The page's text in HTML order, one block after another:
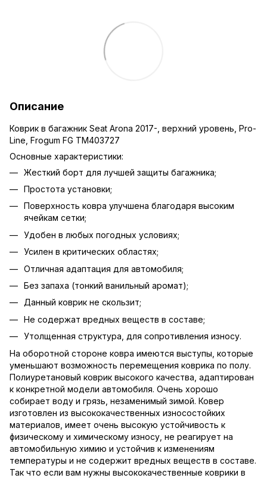
Описание
Коврик в багажник Seat Arona 2017-, верхний уровень, Pro-
Line, Frogum FG TM403727
Основные характеристики:
Жесткий борт для лучшей защиты багажника;
Простота установки;
Поверхность ковра улучшена благодаря высоким
ячейкам сетки;
Удобен в любых погодных условиях;
Усилен в критических областях;
Отличная адаптация для автомобиля;
Без запаха (тонкий ванильный аромат);
Данный коврик не скользит;
Не содержат вредных веществ в составе;
Утолщенная структура, для сопротивления износу.
На оборотной стороне ковра имеются выступы, которые
уменьшают возможность перемещения коврика по полу.
Полиуретановый коврик высокого качества, адаптирован
к конкретной модели автомобиля. Очень хорошо
собирает воду и грязь, незаменимый зимой. Ковер
изготовлен из высококачественных износостойких
материалов, имеет очень высокую устойчивость к
физическому и химическому износу, не реагирует на
автомобильную химию и устойчив к изменениям
температуры и не содержит вредных веществ в составе.
Так что если вам нужны высококачественные коврики в